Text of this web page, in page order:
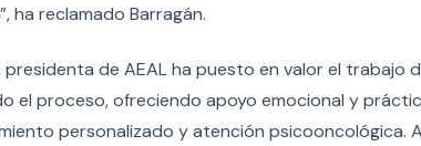
”, ha reclamado Barragán.
presidenta de AEAL ha puesto en valor el trabajo
el proceso, ofreciendo apoyo emocional y
personalizado y atención psicooncológica.